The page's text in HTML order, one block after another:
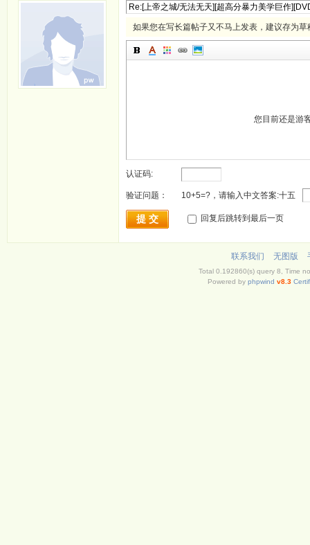
您目前还是游
如果您在写长篇帖子又不马上发表，建议存为草
认证码:
验证问题： 10+5=?，请输入中文答案:十五
提 交 回复后跳转到最后一页
联系我们 无图版
Total 0.192860(s) query 8, Time
Powered by phpwind v8.3